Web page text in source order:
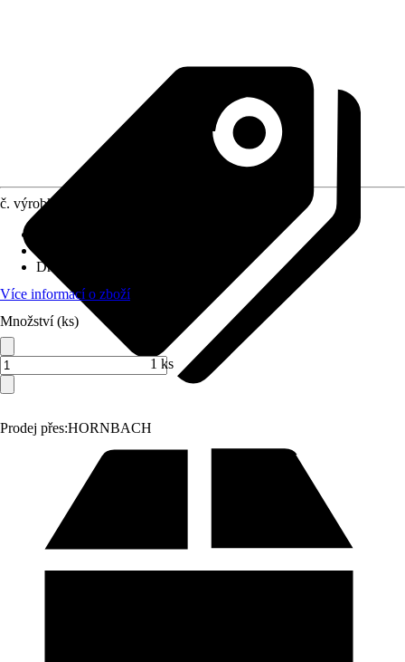
Prodej přes:HORNBACH
č. výrobku
Druh montáže
Více informací o zboží
Množství (ks)
1 ks